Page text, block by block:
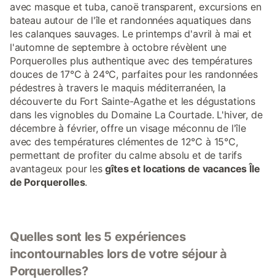
avec masque et tuba, canoë transparent, excursions en
bateau autour de l'île et randonnées aquatiques dans
les calanques sauvages. Le printemps d'avril à mai et
l'automne de septembre à octobre révèlent une
Porquerolles plus authentique avec des températures
douces de 17°C à 24°C, parfaites pour les randonnées
pédestres à travers le maquis méditerranéen, la
découverte du Fort Sainte-Agathe et les dégustations
dans les vignobles du Domaine La Courtade. L'hiver, de
décembre à février, offre un visage méconnu de l'île
avec des températures clémentes de 12°C à 15°C,
permettant de profiter du calme absolu et de tarifs
avantageux pour lesgîtes et locations de vacances Île
de Porquerolles.
Quelles sont les 5 expériences
incontournables lors de votre séjour à
Porquerolles?